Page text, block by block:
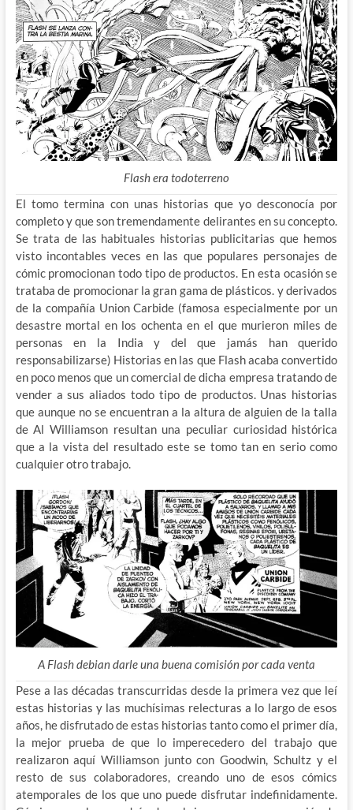
Flash era todoterreno
El tomo termina con unas historias que yo desconocía por
completo y que son tremendamente delirantes en su concepto.
Se trata de las habituales historias publicitarias que hemos
visto incontables veces en las que populares personajes de
cómic promocionan todo tipo de productos. En esta ocasión se
trataba de promocionar la gran gama de plásticos. y derivados
de la compañía Union Carbide (famosa especialmente por un
desastre mortal en los ochenta en el que murieron miles de
personas en la India y del que jamás han querido
responsabilizarse) Historias en las que Flash acaba convertido
en poco menos que un comercial de dicha empresa tratando de
vender a sus aliados todo tipo de productos. Unas historias
que aunque no se encuentran a la altura de alguien de la talla
de Al Williamson resultan una peculiar curiosidad histórica
que a la vista del resultado este se tomo tan en serio como
cualquier otro trabajo.
A Flash debian darle una buena comisión por cada venta
Pese a las décadas transcurridas desde la primera vez que leí
estas historias y las muchísimas relecturas a lo largo de esos
años, he disfrutado de estas historias tanto como el primer día,
la mejor prueba de que lo imperecedero del trabajo que
realizaron aquí Williamson junto con Goodwin, Schultz y el
resto de sus colaboradores, creando uno de esos cómics
atemporales de los que uno puede disfrutar indefinidamente.